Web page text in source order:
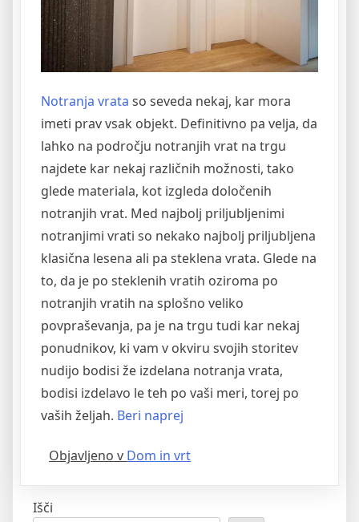
Notranja vrata so seveda nekaj, kar mora
imeti prav vsak objekt. Definitivno pa velja, da
lahko na področju notranjih vrat na trgu
najdete kar nekaj različnih možnosti, tako
glede materiala, kot izgleda določenih
notranjih vrat. Med najbolj priljubljenimi
notranjimi vrati so nekako najbolj priljubljena
klasična lesena ali pa steklena vrata. Glede na
to, da je po steklenih vratih oziroma po
notranjih vratih na splošno veliko
povpraševanja, pa je na trgu tudi kar nekaj
ponudnikov, ki vam v okviru svojih storitev
nudijo bodisi že izdelana notranja vrata,
bodisi izdelavo le teh po vaši meri, torej po
vaših željah. Beri naprej
notranjih
Objavljeno v Dom in vrt
Išči